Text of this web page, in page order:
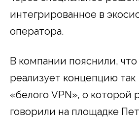
интегрированное в
оператора.
В компании пояснили, что
реализует концепцию так
«белого VPN», о которой
говорили на площадке